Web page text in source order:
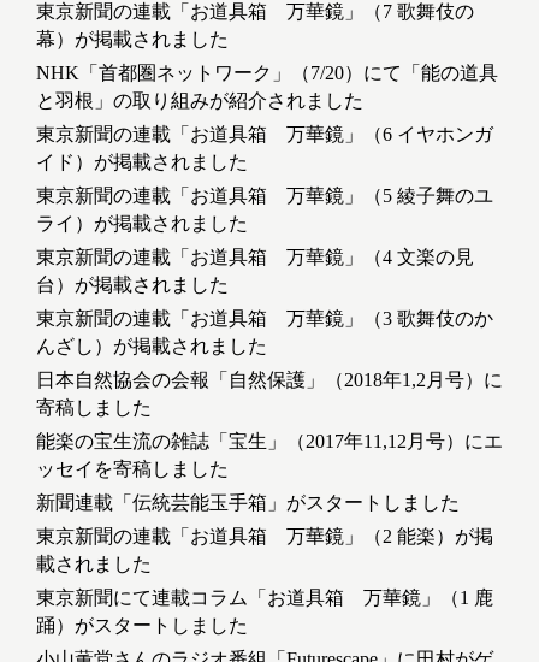
東京新聞の連載「お道具箱 万華鏡」（7 歌舞伎の
幕）が掲載されました
NHK「首都圏ネットワーク」（7/20）にて「能の道具
と羽根」の取り組みが紹介されました
東京新聞の連載「お道具箱 万華鏡」（6 イヤホンガ
イド）が掲載されました
東京新聞の連載「お道具箱 万華鏡」（5 綾子舞のユ
ライ）が掲載されました
東京新聞の連載「お道具箱 万華鏡」（4 文楽の見
台）が掲載されました
東京新聞の連載「お道具箱 万華鏡」（3 歌舞伎のか
んざし）が掲載されました
日本自然協会の会報「自然保護」（2018年1,2月号）に
寄稿しました
能楽の宝生流の雑誌「宝生」（2017年11,12月号）にエ
ッセイを寄稿しました
新聞連載「伝統芸能玉手箱」がスタートしました
東京新聞の連載「お道具箱 万華鏡」（2 能楽）が掲
載されました
東京新聞にて連載コラム「お道具箱 万華鏡」（1 鹿
踊）がスタートしました